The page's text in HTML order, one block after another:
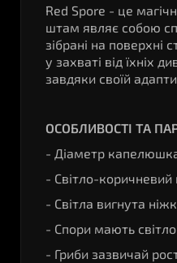
Red Spore - це
штам являє собою
зібрані на поверхні
у захваті від їхніх
завдяки своїй
ОСОБЛИВОСТІ ТА
- Діаметр
- Світло-
- Світла вигнута
- Спори мають
- Гриби зазвичай